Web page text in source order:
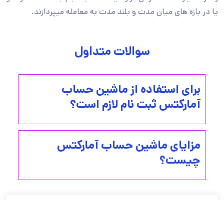
یا در بازه های میان مدت و بلند مدت به معامله میپردازند.
سوالات متداول
برای استفاده از ماشین حساب
آمارکتس ثبت نام لازم است؟
مزایای ماشین حساب آمارکتس
چیست؟